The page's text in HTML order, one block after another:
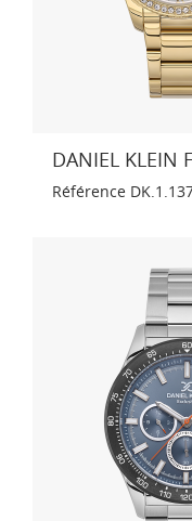
DANIEL KLEIN
Référence